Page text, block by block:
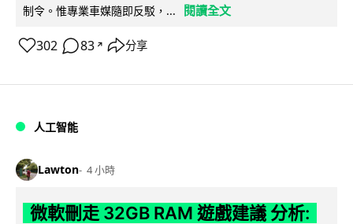
制令。惟專業車媒隨即反駁，...
閱讀全文
302 83 ↗ 分享
人工智能
Lawton 4 小時
微軟刪走 32GB RAM 遊戲建議 分析: